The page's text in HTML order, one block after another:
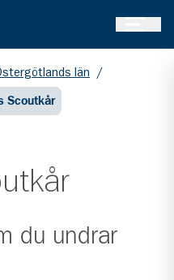
län /
Scoutkår
du undrar